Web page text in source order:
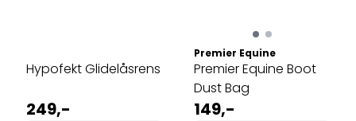
Hypofekt Glidelåsrens
249,-
Premier Equine
Premier Equine Boot
Dust Bag
149,-